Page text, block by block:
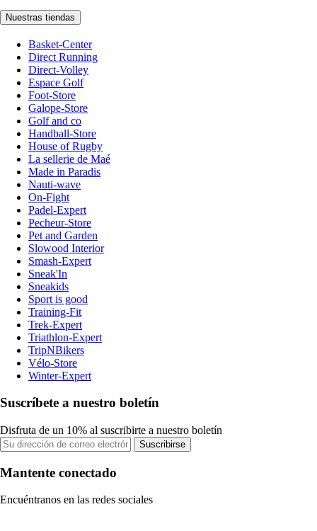
Nuestras tiendas
Basket-Center
Direct Running
Direct-Volley
Espace Golf
Foot-Store
Galope-Store
Golf and co
Handball-Store
House of Rugby
La sellerie de Maé
Made in Paradis
Nauti-wave
On-Fight
Padel-Expert
Pecheur-Store
Pet and Garden
Slowood Interior
Smash-Expert
Sneak'In
Sneakids
Sport is good
Training-Fit
Trek-Expert
Triathlon-Expert
TripNBikers
Vélo-Store
Winter-Expert
Suscríbete a nuestro boletín
Disfruta de un 10% al suscribirte a nuestro boletín
Suscribirse
Mantente conectado
Encuéntranos en las redes sociales